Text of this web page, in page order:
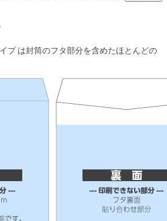
プは封筒のフタ部分を含めたほとんどの